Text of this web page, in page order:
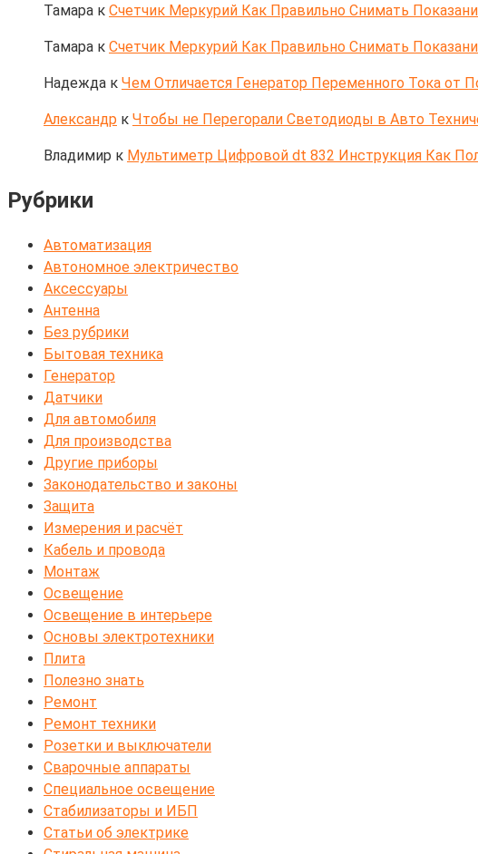
Тамара к Счетчик Меркурий Как Правильно Снимать
Тамара к Счетчик Меркурий Как Правильно Снимать
Надежда к Чем Отличается Генератор Переменного Тока от
Александр к Чтобы не Перегорали Светодиоды в Авто
Владимир к Мультиметр Цифровой dt 832 Инструкция Как
Рубрики
Автоматизация
Автономное электричество
Аксессуары
Антенна
Без рубрики
Бытовая техника
Генератор
Датчики
Для автомобиля
Для производства
Другие приборы
Законодательство и законы
Защита
Измерения и расчёт
Кабель и провода
Монтаж
Освещение
Освещение в интерьере
Основы электротехники
Плита
Полезно знать
Ремонт
Ремонт техники
Розетки и выключатели
Сварочные аппараты
Специальное освещение
Стабилизаторы и ИБП
Статьи об электрике